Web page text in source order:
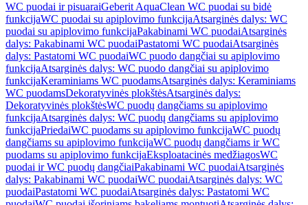
WC puodai ir pisuaraiGeberit AquaClean WC puodai su bidė
funkcijaWC puodai su apiplovimo funkcijaAtsarginės dalys: WC
puodai su apiplovimo funkcijaPakabinami WC puodaiAtsarginės
dalys: Pakabinami WC puodaiPastatomi WC puodaiAtsarginės
dalys: Pastatomi WC puodaiWC puodo dangčiai su apiplovimo
funkcijaAtsarginės dalys: WC puodo dangčiai su apiplovimo
funkcijaKeraminiams WC puodamsAtsarginės dalys: Keraminiams
WC puodamsDekoratyvinės plokštėsAtsarginės dalys:
Dekoratyvinės plokštėsWC puodų dangčiams su apiplovimo
funkcijaAtsarginės dalys: WC puodų dangčiams su apiplovimo
funkcijaPriedaiWC puodams su apiplovimo funkcijaWC puodų
dangčiams su apiplovimo funkcijaWC puodų dangčiams ir WC
puodams su apiplovimo funkcijaEksploatacinės medžiagosWC
puodai ir WC puodų dangčiaiPakabinami WC puodaiAtsarginės
dalys: Pakabinami WC puodaiWC puodaiAtsarginės dalys: WC
puodaiPastatomi WC puodaiAtsarginės dalys: Pastatomi WC